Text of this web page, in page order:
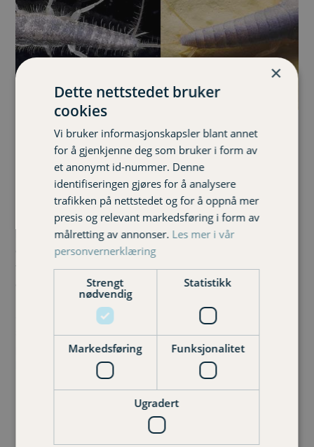
Det kan også noen gang være vanskelig å skille mellom
skjeggkre eller sølvkre. Noen tradisjonelle ulikheter er at
skjeggkreene ofte er litt større og mer «hårete», med
lengre haletråder i bakkant.
Skjeggkreene kan i tillegg krype oppover, noe sølvkre ikke
gjør. Forskjeller i farge er vanligvis ikke alene et godt nok
kjennetegn, men sølvkre kan oppfattes som mer
ensfarget og glinsende. I tillegg trives sølvkre best i
fuktige miljø som våtrom og kjellere, mens skjeggkre
gjerne dukker opp i tørre rom også.
Sølvkre er likevel ikke ansett som et skadedyr, og
prøve å få et nærbilde av insektet, eller limfeller hvor du
kan se insektene nærmere i etterkant.
Hvordan få hjelp fra forsikringen?
Bekjempelse av skjeggkre er dekket
×
Dette nettstedet bruker
cookies
Vi bruker informasjonskapsler blant annet
for å gjenkjenne deg som bruker i form av
et anonymt id-nummer. Denne
identifiseringen gjøres for å analysere
trafikken på nettstedet og for å oppnå mer
presis og relevant markedsføring i form av
målretting av annonser. Les mer i vår
personvernerklæring
Strengt
nødvendig
Statistikk
Markedsføring Funksjonalitet
Ugradert